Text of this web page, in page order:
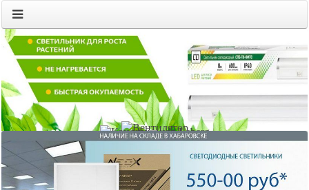
607070.ru
электрооборудование